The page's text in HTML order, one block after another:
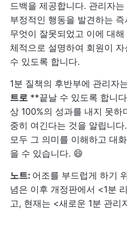
드백을 제공합니다. 관리자
부정적인 행동을 발견하는
무엇이 잘못되었고 이에 대
체적으로 설명하여 회원이
수 있도록 합니다.
1분 질책의 후반부에 관리자
트로 **끝날 수 있도록 합니
상 100%의 성과를 내지 못하
중히 여긴다는 것을 알립니
모두 그 의미를 이해하고 대
을 수 있습니다. 😄
노트: 어조를 부드럽게 하기
념은 이후 개정판에서 <1분
고, 현재는 <새로운 1분 관리